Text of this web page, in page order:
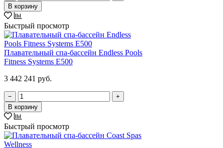
В корзину
Быстрый просмотр
Плавательный спа-бассейн Endless Pools
Fitness Systems E500
3 442 241 руб.
−
+
В корзину
Быстрый просмотр